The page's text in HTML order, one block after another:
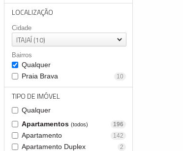
LOCALIZAÇÃO
Cidade
ITAJAÍ (10)
Bairros
Qualquer
Praia Brava
10
TIPO DE IMÓVEL
Qualquer
Apartamentos (todos) 196
Apartamento 142
Apartamento Duplex 2